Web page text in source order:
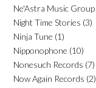
Ne'Astra Music Group
Night Time Stories (3)
Ninja Tune (1)
Nipponophone (10)
Nonesuch Records (7)
Now Again Records (2)